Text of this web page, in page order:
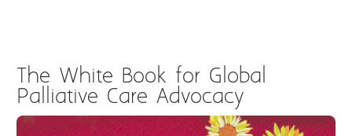
The White Book for Global
Palliative Care Advocacy